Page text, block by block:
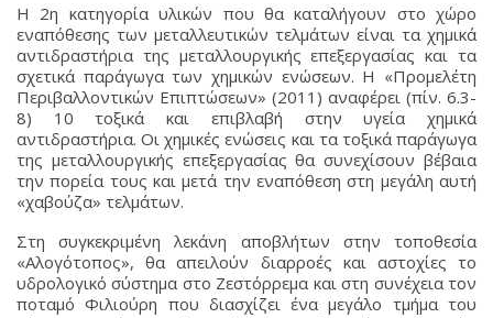
Η 2η κατηγορία υλικών που θα καταλήγουν στο χώρο
εναπόθεσης των μεταλλευτικών τελμάτων είναι τα χημικά
αντιδραστήρια της μεταλλουργικής επεξεργασίας και τα
σχετικά παράγωγα των χημικών ενώσεων. Η «Προμελέτη
Περιβαλλοντικών Επιπτώσεων» (2011) αναφέρει (πίν. 6.3-
8) 10 τοξικά και επιβλαβή στην υγεία χημικά
αντιδραστήρια. Οι χημικές ενώσεις και τα τοξικά παράγωγα
της μεταλλουργικής επεξεργασίας θα συνεχίσουν βέβαια
την πορεία τους και μετά την εναπόθεση στη μεγάλη αυτή
«χαβούζα» τελμάτων.
Στη συγκεκριμένη λεκάνη αποβλήτων στην τοποθεσία
«Αλογότοπος», θα απειλούν διαρροές και αστοχίες το
υδρολογικό σύστημα στο Ζεστόρρεμα και στη συνέχεια τον
ποταμό Φιλιούρη που διασχίζει ένα μεγάλο τμήμα του